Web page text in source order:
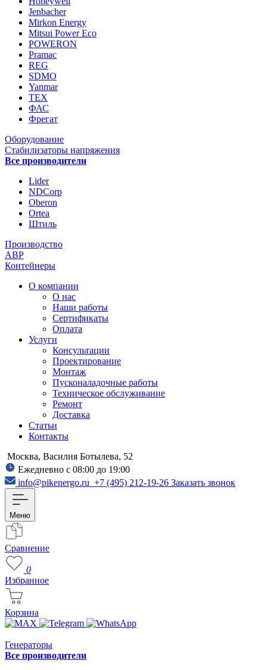
Jenbacher
Mirkon Energy
Mitsui Power Eco
POWERON
Pramac
REG
SDMO
Yanmar
ТЕХ
ФАС
Фрегат
Оборудование
Стабилизаторы напряжения
Все производители
Lider
NDCorp
Oberon
Ortea
Штиль
Производство
АВР
Контейнеры
О компании
О нас
Наши работы
Сертификаты
Оплата
Услуги
Консультации
Проектирование
Монтаж
Пусконаладочные работы
Техническое обслуживание
Ремонт
Доставка
Статьи
Контакты
Москва, Василия Ботылева, 52
Ежедневно с 08:00 до 19:00
info@pikenergo.ru +7 (495) 212-19-26 Заказать звонок
Меню
Сравнение
0
Избранное
Корзина
Генераторы
Все производители